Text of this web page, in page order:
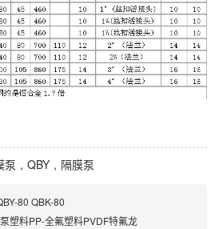
泵 , QBY , 隔膜泵
80 QBK-80
塑料PP-全氟塑料PVDF特氟龙